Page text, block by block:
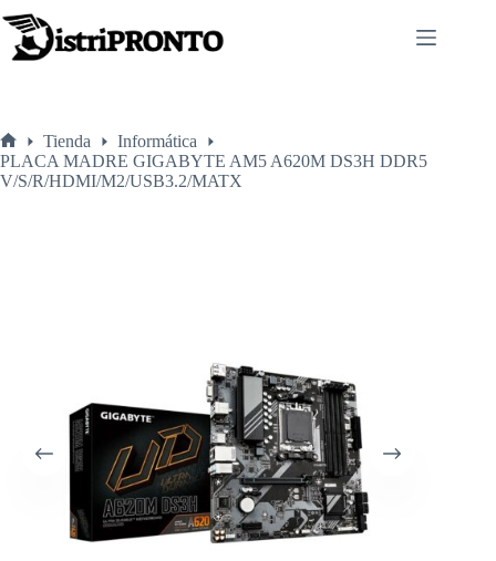
al
contenido
Inicio
Tienda
Informática
PLACA MADRE GIGABYTE AM5 A620M DS3H DDR5
V/S/R/HDMI/M2/USB3.2/MATX